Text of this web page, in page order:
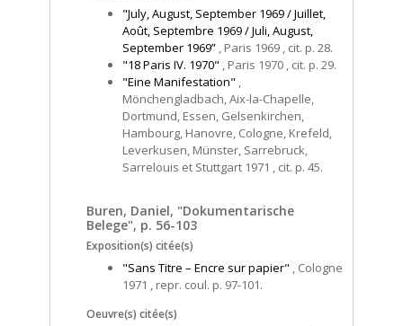
"July, August, September 1969 / Juillet,
Août, Septembre 1969 / Juli, August,
September 1969” , Paris 1969 , cit. p. 28.
"18 Paris IV. 1970" , Paris 1970 , cit. p. 29.
"Eine Manifestation" ,
Mönchengladbach, Aix-la-Chapelle,
Dortmund, Essen, Gelsenkirchen,
Hambourg, Hanovre, Cologne, Krefeld,
Leverkusen, Münster, Sarrebruck,
Sarrelouis et Stuttgart 1971 , cit. p. 45.
Buren, Daniel, "Dokumentarische
Belege", p. 56-103
Exposition(s) citée(s)
"Sans Titre – Encre sur papier" , Cologne
1971 , repr. coul. p. 97-101.
Oeuvre(s) citée(s)